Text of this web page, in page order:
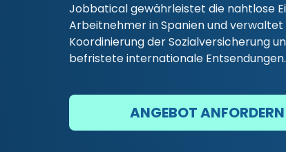
Jobbatical gewährleistet die nahtlose
Arbeitnehmer in Spanien und
Koordinierung der Sozialversicherung
befristete internationale Entsendungen.
ANGEBOT ANFORDERN